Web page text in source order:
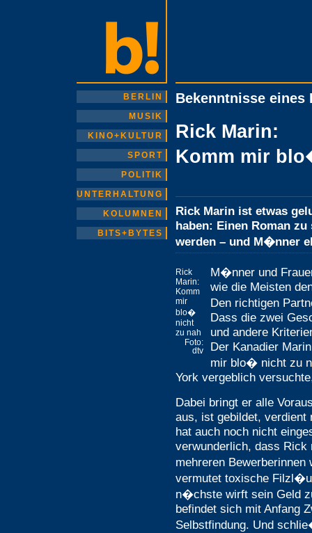
BERLIN
MUSIK
KINO+KULTUR
SPORT
POLITIK
UNTERHALTUNG
KOLUMNEN
BITS+BYTES
Bekenntnisse eines
Rick Marin:
Komm mir
Rick Marin ist etwas
haben: Einen Roman
werden – und M�nner
Rick
Marin:
Komm
mir
blo�
nicht
zu nah
Foto:
dtv
M�nner und
wie die Meisten
Den richtigen
Dass die zwei
und andere
Der Kanadier
mir blo� nicht zu
York vergeblich
Dabei bringt er alle
aus, ist gebildet, verdient
hat auch noch nicht
verwunderlich, dass Rick
mehreren
vermutet toxische
n�chste wirft sein Geld
befindet sich mit Anfang
Selbstfindung. Und